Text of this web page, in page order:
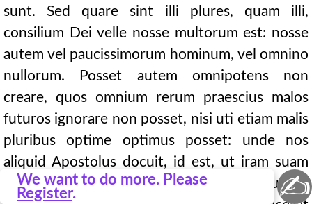
We want to do more. Please
Register.
sunt. Sed quare sint illi plures, quam illi,
consilium Dei velle nosse multorum est: nosse
autem vel paucissimorum hominum, vel omnino
nullorum. Posset autem omnipotens non
creare, quos omnium rerum praescius malos
futuros ignorare non posset, nisi uti etiam malis
pluribus optime optimus posset: unde nos
aliquid Apostolus docuit, id est, ut iram suam
potentiamque monstraret in eis, quae attulit in
✍